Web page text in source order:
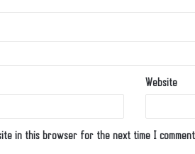
Website
in this browser for the next time I